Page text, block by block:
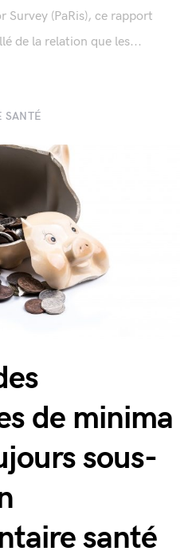
(PaRis), ce rapport
de la relation que les...
SANTÉ
de minima
sous-
santé